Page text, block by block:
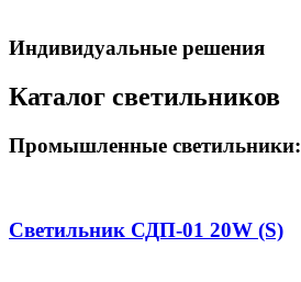
Индивидуальные решения
Каталог светильников
Промышленные светильники:
Светильник СДП-01 20W (S)